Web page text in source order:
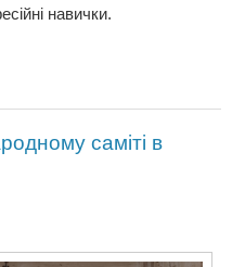
навички.
саміті в